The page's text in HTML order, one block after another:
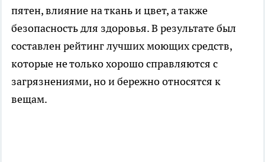
пятен, влияние на ткань и цвет, а также
безопасность для здоровья. В результате был
составлен рейтинг лучших моющих средств,
которые не только хорошо справляются с
загрязнениями, но и бережно относятся к
вещам.